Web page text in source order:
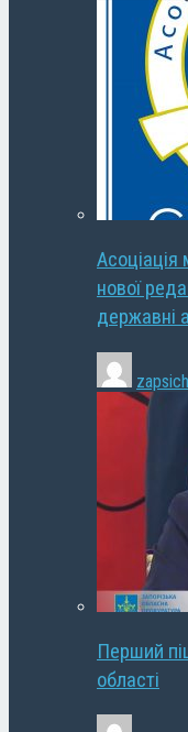
нової
державні
zapsich
Перший
області